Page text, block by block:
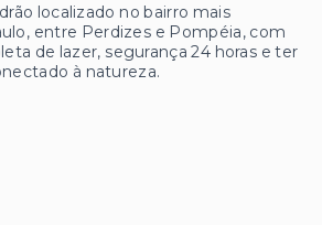
localizado no bairro mais
entre Perdizes e Pompéia, com
de lazer, segurança 24 horas e ter
à natureza.